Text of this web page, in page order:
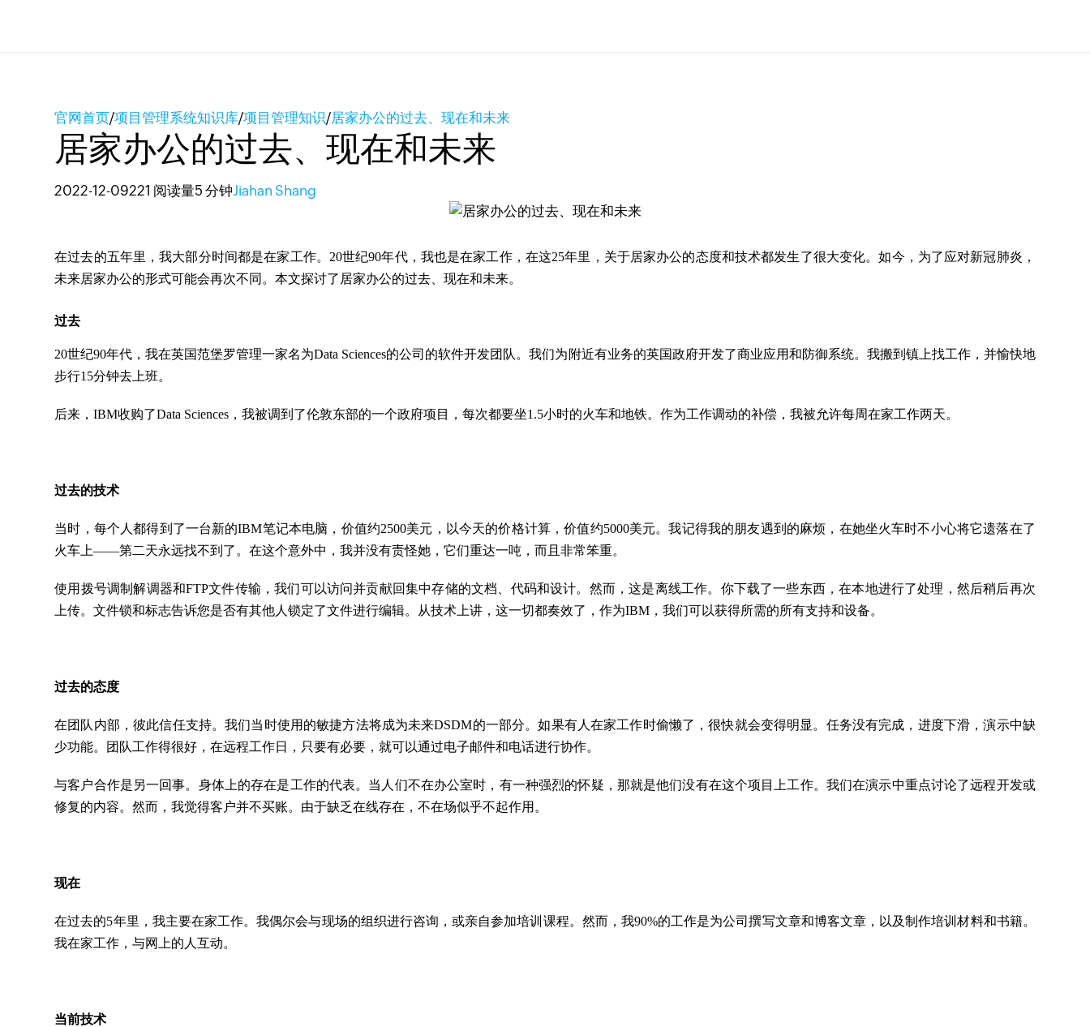
官网首页/项目管理系统知识库/项目管理知识/居家办公的过去、现在和未来
居家办公的过去、现在和未来
2022-12-09221 阅读量5 分钟Jiahan Shang
在过去的五年里，我大部分时间都是在家工作。20世纪90年代，我也是在家工作，在这25年里，关于居家办公的态度和技术都发生了很大变化。如今，为了应对新冠肺炎，
未来居家办公的形式可能会再次不同。本文探讨了居家办公的过去、现在和未来。
过去
20世纪90年代，我在英国范堡罗管理一家名为Data Sciences的公司的软件开发团队。我们为附近有业务的英国政府开发了商业应用和防御系统。我搬到镇上找工作，并愉快地
步行15分钟去上班。
后来，IBM收购了Data Sciences，我被调到了伦敦东部的一个政府项目，每次都要坐1.5小时的火车和地铁。作为工作调动的补偿，我被允许每周在家工作两天。
过去的技术
当时，每个人都得到了一台新的IBM笔记本电脑，价值约2500美元，以今天的价格计算，价值约5000美元。我记得我的朋友遇到的麻烦，在她坐火车时不小心将它遗落在了
火车上——第二天永远找不到了。在这个意外中，我并没有责怪她，它们重达一吨，而且非常笨重。
使用拨号调制解调器和FTP文件传输，我们可以访问并贡献回集中存储的文档、代码和设计。然而，这是离线工作。你下载了一些东西，在本地进行了处理，然后稍后再次
上传。文件锁和标志告诉您是否有其他人锁定了文件进行编辑。从技术上讲，这一切都奏效了，作为IBM，我们可以获得所需的所有支持和设备。
过去的态度
在团队内部，彼此信任支持。我们当时使用的敏捷方法将成为未来DSDM的一部分。如果有人在家工作时偷懒了，很快就会变得明显。任务没有完成，进度下滑，演示中缺
少功能。团队工作得很好，在远程工作日，只要有必要，就可以通过电子邮件和电话进行协作。
与客户合作是另一回事。身体上的存在是工作的代表。当人们不在办公室时，有一种强烈的怀疑，那就是他们没有在这个项目上工作。我们在演示中重点讨论了远程开发或
修复的内容。然而，我觉得客户并不买账。由于缺乏在线存在，不在场似乎不起作用。
现在
在过去的5年里，我主要在家工作。我偶尔会与现场的组织进行咨询，或亲自参加培训课程。然而，我90%的工作是为公司撰写文章和博客文章，以及制作培训材料和书籍。
我在家工作，与网上的人互动。
当前技术